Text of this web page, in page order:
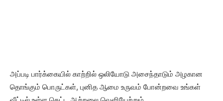
அப்படி பார்க்கையில் காற்றில் ஒலியோடு அசைந்தாடும் அழகான
தொங்கும் பொருட்கள், புனித ஆமை உருவம் போன்றவை உங்கள்